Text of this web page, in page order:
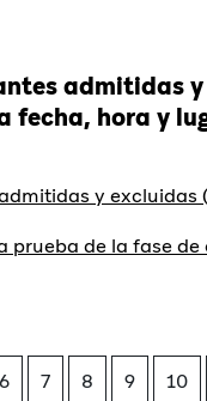
admitidas
fecha, hora y
y
prueba de la fase de
6 7 8 9 10